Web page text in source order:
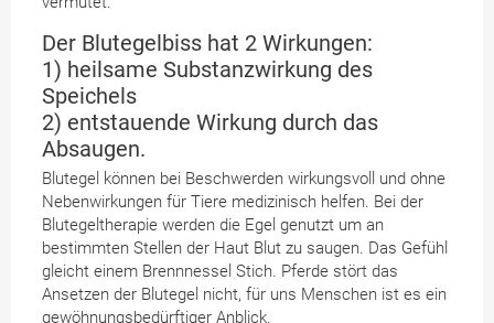
Der Blutegelbiss hat 2 Wirkungen:
1) heilsame Substanzwirkung des
Speichels
2) entstauende Wirkung durch das
Absaugen.
Blutegel können bei Beschwerden wirkungsvoll und ohne
Nebenwirkungen für Tiere medizinisch helfen. Bei der
Blutegeltherapie werden die Egel genutzt um an
bestimmten Stellen der Haut Blut zu saugen. Das Gefühl
gleicht einem Brennnessel Stich. Pferde stört das
Ansetzen der Blutegel nicht, für uns Menschen ist es ein
gewöhnungsbedürftiger Anblick.